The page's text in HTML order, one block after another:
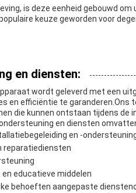
is deze eenheid gebouwd
keuze geworden voor
en diensten:
wordt geleverd met een
en efficiëntie te garanderen.Ons
die kunnen ontstaan tijdens de
en diensten
en -
reparatiediensten
educatieve middelen
behoeften aangepaste